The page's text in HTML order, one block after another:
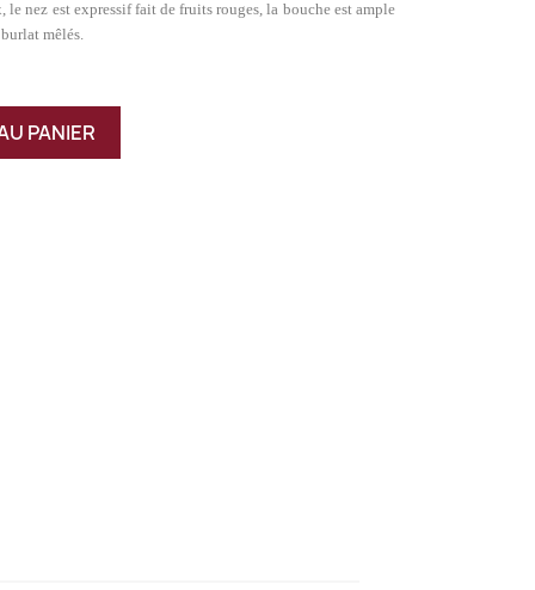
le nez est expressif fait de fruits rouges, la bouche est ample
mêlés.
PANIER